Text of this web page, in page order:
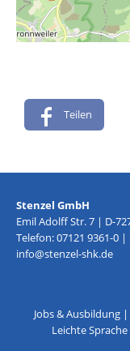
Teilen
Stenzel GmbH
Emil Adolff Str. 7 | D-
Telefon: 07121 9361-0 |
info@stenzel-shk.de
Jobs & Ausbildung |
Leichte Sprache